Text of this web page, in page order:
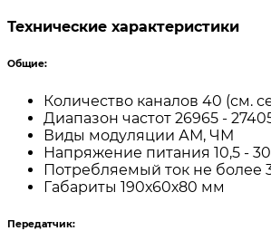
Технические характеристики
Общие:
Количество каналов 40 (см.
Диапазон частот 26965 -
Виды модуляции АМ, ЧМ
Напряжение питания 10,5 -
Потребляемый ток не более
Габариты 190х60х80 мм
Передатчик: